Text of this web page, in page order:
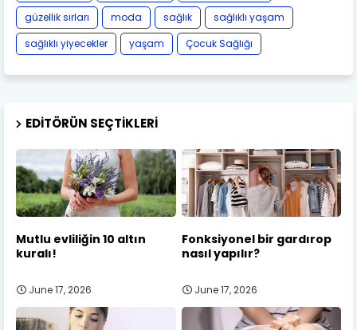
güzellik sırları
moda sağlık
sağlıklı yaşam
sağlıklı yiyecekler
yaşam Çocuk Sağlığı
EDITÖRÜN SEÇTIKLERI
Mutlu evliliğin 10 altın
kuralı!
June 17, 2026
Fonksiyonel bir gardırop
nasıl yapılır?
June 17, 2026